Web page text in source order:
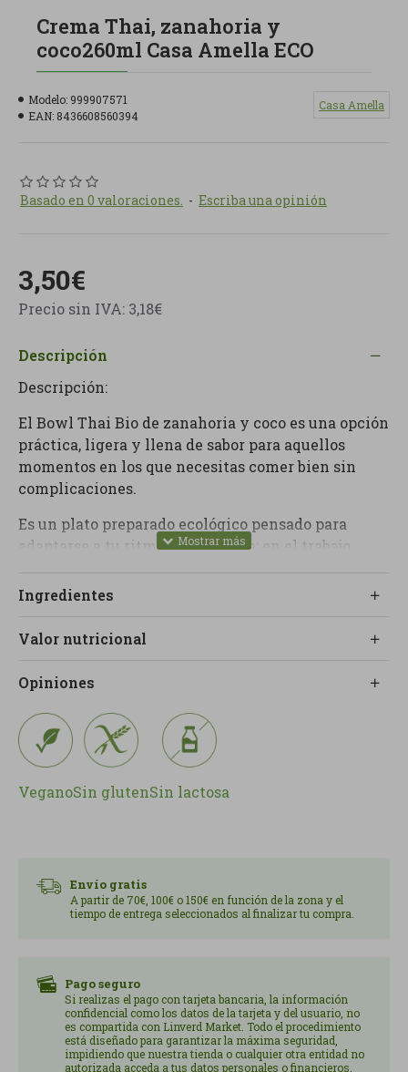
Crema Thai, zanahoria y
coco260ml Casa Amella ECO
Modelo: 999907571
EAN: 8436608560394
Casa Amella
Basado en 0 valoraciones. - Escriba una opinión
3,50€
Precio sin IVA: 3,18€
Envío gratis
A partir de 70€, 100€ o 150€ en función de la zona y el
tiempo de entrega seleccionados al finalizar tu compra.
Pago seguro
Si realizas el pago con tarjeta bancaria, la información
confidencial como los datos de la tarjeta y del usuario, no
es compartida con Linverd Market. Todo el procedimiento
está diseñado para garantizar la máxima seguridad,
impidiendo que nuestra tienda o cualquier otra entidad no
autorizada acceda a tus datos personales o financieros.
Descripción
Descripción:
El Bowl Thai Bio de zanahoria y coco es una opción
práctica, ligera y llena de sabor para aquellos
momentos en los que necesitas comer bien sin
complicaciones.
Es un plato preparado ecológico pensado para
adaptarse a tu ritmo del día a día: en el trabajo,
simplemente en casa, cuando no tienes tiempo o
alimentación cuidada.
coco crea una textura suave y agradable, con un
perfil gustativo equilibrado, reconfortante y con
un toque exótico muy agradable al paladar.
Está elaborado con materia prima fresca, de
temporada y ecológica, procedente de agricultores
La zanahoria y el aceite utilizados son de origen
local, lo que da valor al territorio y favorece una
Su elaboración al vapor permite preservar mejor el
sabor natural de los ingredientes, su aroma y sus
propiedades, consiguiendo un resultado honesto,
limpio y mucho más cercano al producto real.
Ingredientes
Valor nutricional
Opiniones
VeganoSin glutenSin lactosa